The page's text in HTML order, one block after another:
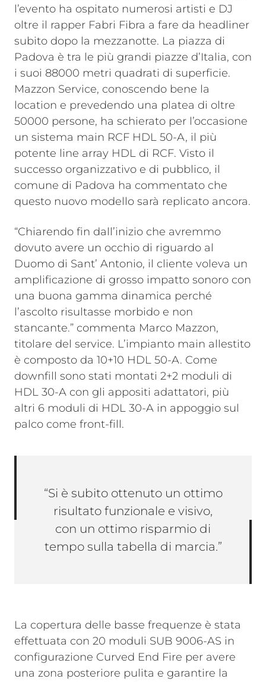
l’evento ha ospitato numerosi artisti e DJ
oltre il rapper Fabri Fibra a fare da headliner
subito dopo la mezzanotte. La piazza di
Padova è tra le più grandi piazze d’Italia, con
i suoi 88000 metri quadrati di superficie.
Mazzon Service, conoscendo bene la
location e prevedendo una platea di oltre
50000 persone, ha schierato per l’occasione
un sistema main RCF HDL 50-A, il più
potente line array HDL di RCF. Visto il
successo organizzativo e di pubblico, il
comune di Padova ha commentato che
questo nuovo modello sarà replicato ancora.
“Chiarendo fin dall’inizio che avremmo
dovuto avere un occhio di riguardo al
Duomo di Sant’ Antonio, il cliente voleva un
amplificazione di grosso impatto sonoro con
una buona gamma dinamica perché
l’ascolto risultasse morbido e non
stancante.” commenta Marco Mazzon,
titolare del service. L’impianto main allestito
è composto da 10+10 HDL 50-A. Come
downfill sono stati montati 2+2 moduli di
HDL 30-A con gli appositi adattatori, più
altri 6 moduli di HDL 30-A in appoggio sul
palco come front-fill.
“Si è subito ottenuto un ottimo
risultato funzionale e visivo,
con un ottimo risparmio di
tempo sulla tabella di marcia.”
La copertura delle basse frequenze è stata
effettuata con 20 moduli SUB 9006-AS in
configurazione Curved End Fire per avere
una zona posteriore pulita e garantire la